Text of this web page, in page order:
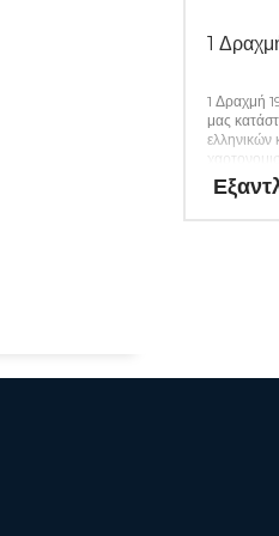
1
1 Δραχμή
μας
ελληνικών
σας.